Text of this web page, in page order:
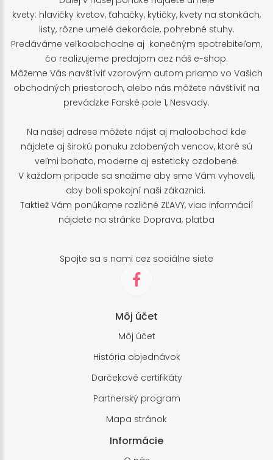
kvety: hlavičky kvetov, ťahačky, kytičky, kvety na stonkách,
listy, rôzne umelé dekorácie, pohrebné stuhy.
Predáváme veľkoobchodne aj konečným spotrebiteľom,
čo realizujeme predajom cez náš e-shop.
Môžeme Vás navštíviť vzorovým autom priamo vo Vašich
obchodných priestoroch, alebo nás môžete návštíviť na
prevádzke Farské pole 1, Nesvady.
Na našej adrese môžete nájst aj maloobchod kde
nájdete aj širokú ponuku zdobených vencov, ktoré sú
veľmi bohato, moderne aj esteticky ozdobené.
V každom pripade sa snažime aby sme Vám vyhoveli,
aby boli spokojní naši zákaznici.
Taktiež Vám ponúkame rozličné ZĽAVY, viac informácií
nájdete na stránke Doprava, platba
Spojte sa s nami cez sociálne siete
Môj účet
Môj účet
História objednávok
Darčekové certifikáty
Partnerský program
Mapa stránok
Informácie